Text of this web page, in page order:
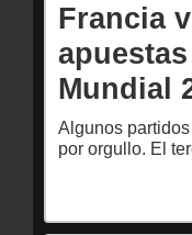
Francia
Mundial
Algunos
por orgullo. El